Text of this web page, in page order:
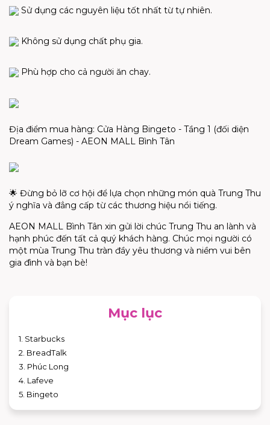
Sử dụng các nguyên liệu tốt nhất từ tự nhiên.
Không sử dụng chất phụ gia.
Phù hợp cho cả người ăn chay.
Địa điểm mua hàng: Cửa Hàng Bingeto - Tầng 1 (đối diện
Dream Games) - AEON MALL Bình Tân
🌟 Đừng bỏ lỡ cơ hội để lựa chọn những món quà Trung Thu
ý nghĩa và đẳng cấp từ các thương hiệu nổi tiếng.
AEON MALL Bình Tân xin gửi lời chúc Trung Thu an lành và
hạnh phúc đến tất cả quý khách hàng. Chúc mọi người có
một mùa Trung Thu tràn đầy yêu thương và niềm vui bên
gia đình và bạn bè!
Mục lục
1. Starbucks
2. BreadTalk
3. Phúc Long
4. Lafeve
5. Bingeto